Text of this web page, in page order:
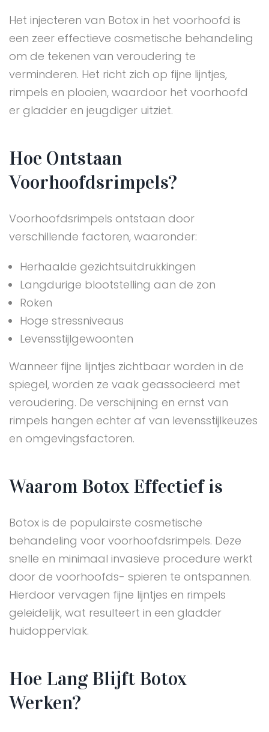
Het injecteren van Botox in het voorhoofd is
een zeer effectieve cosmetische behandeling
om de tekenen van veroudering te
verminderen. Het richt zich op fijne lijntjes,
rimpels en plooien, waardoor het voorhoofd
er gladder en jeugdiger uitziet.
Hoe Ontstaan
Voorhoofdsrimpels?
Voorhoofdsrimpels ontstaan door
verschillende factoren, waaronder:
Herhaalde gezichtsuitdrukkingen
Langdurige blootstelling aan de zon
Roken
Hoge stressniveaus
Levensstijlgewoonten
Wanneer fijne lijntjes zichtbaar worden in de
spiegel, worden ze vaak geassocieerd met
veroudering. De verschijning en ernst van
rimpels hangen echter af van levensstijlkeuzes
en omgevingsfactoren.
Waarom Botox Effectief is
Botox is de populairste cosmetische
behandeling voor voorhoofdsrimpels. Deze
snelle en minimaal invasieve procedure werkt
door de voorhoofds- spieren te ontspannen.
Hierdoor vervagen fijne lijntjes en rimpels
geleidelijk, wat resulteert in een gladder
huidoppervlak.
Hoe Lang Blijft Botox
Werken?